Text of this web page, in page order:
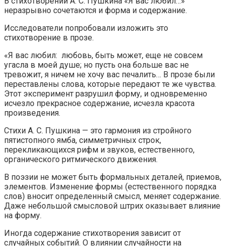
неразрывно сочетаются и форма и содержание.
Исследователи попробовали изложить это
стихотворение в прозе.
«Я вас любил: любовь, быть может, еще не совсем
угасла в моей душе; но пусть она больше вас не
тревожит, я ничем не хочу вас печалить… В прозе были
переставлены слова, которые передают те же чувства.
Этот эксперимент разрушил форму, и одновременно
исчезло прекрасное содержание, исчезла красота
произведения.
Стихи А. С. Пушкина — это гармония из стройного
пятистопного ямба, симметричных строк,
перекликающихся рифм и звуков, естественного,
органического ритмического движения.
В поэзии не может быть формальных деталей, приемов,
элементов. Изменение формы (естественного порядка
слов) вносит определенный смысл, меняет содержание.
Даже небольшой смысловой штрих оказывает влияние
на форму.
Иногда содержание стихотворения зависит от
случайных событий. О влиянии случайности на